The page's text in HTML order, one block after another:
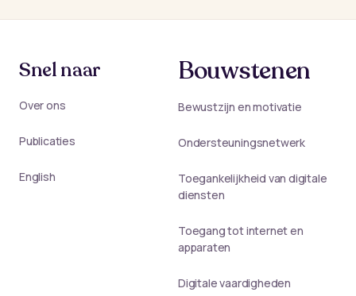
Snel naar
Over ons
Publicaties
English
Bouwstenen
Bewustzijn en motivatie
Ondersteuningsnetwerk
Toegankelijkheid van digitale
diensten
Toegang tot internet en
apparaten
Digitale vaardigheden